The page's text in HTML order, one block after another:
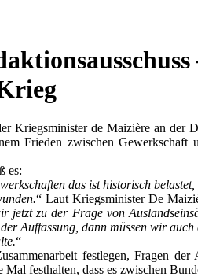
Kriegsminister de Maizière an der
Frieden zwischen
es:
das ist historisch belastet,
“ Laut Kriegsminister De
jetzt zu der Frage von
Auffassung, dann müssen wir
“
festlegen, Fragen
festhalten, dass es zwischen